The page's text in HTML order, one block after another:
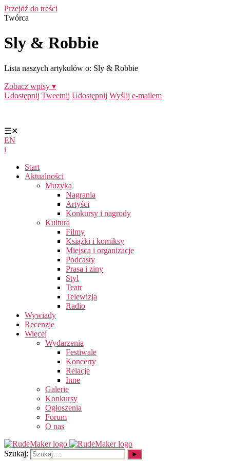
Przejdź do treści
Twórca
Sly & Robbie
Lista naszych artykułów o: Sly & Robbie
Zobacz wpisy ▾
Udostępnij Tweetnij Udostępnij Wyślij e-mailem
☰✕
EN
i
Start
Aktualności
Muzyka
Nagrania
Artyści
Konkursy i nagrody
Kultura
Filmy
Książki i komiksy
Miejsca i organizacje
Podcasty
Prasa i ziny
Styl
Teatr
Telewizja
Radio
Wywiady
Recenzje
Więcej
Wydarzenia
Festiwale
Koncerty
Relacje
Inne
Galerie
Konkursy
Ogłoszenia
Forum
O nas
Szukaj: